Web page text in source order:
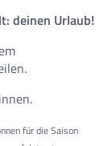
deinen Urlaub!
für die Saison